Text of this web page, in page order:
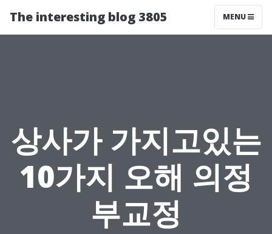
The interesting blog 3805 MENU
상사가 가지고있는
10가지 오해 의정
부교정